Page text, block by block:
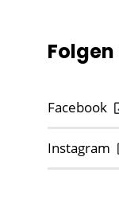
Folgen
Facebook
Instagram